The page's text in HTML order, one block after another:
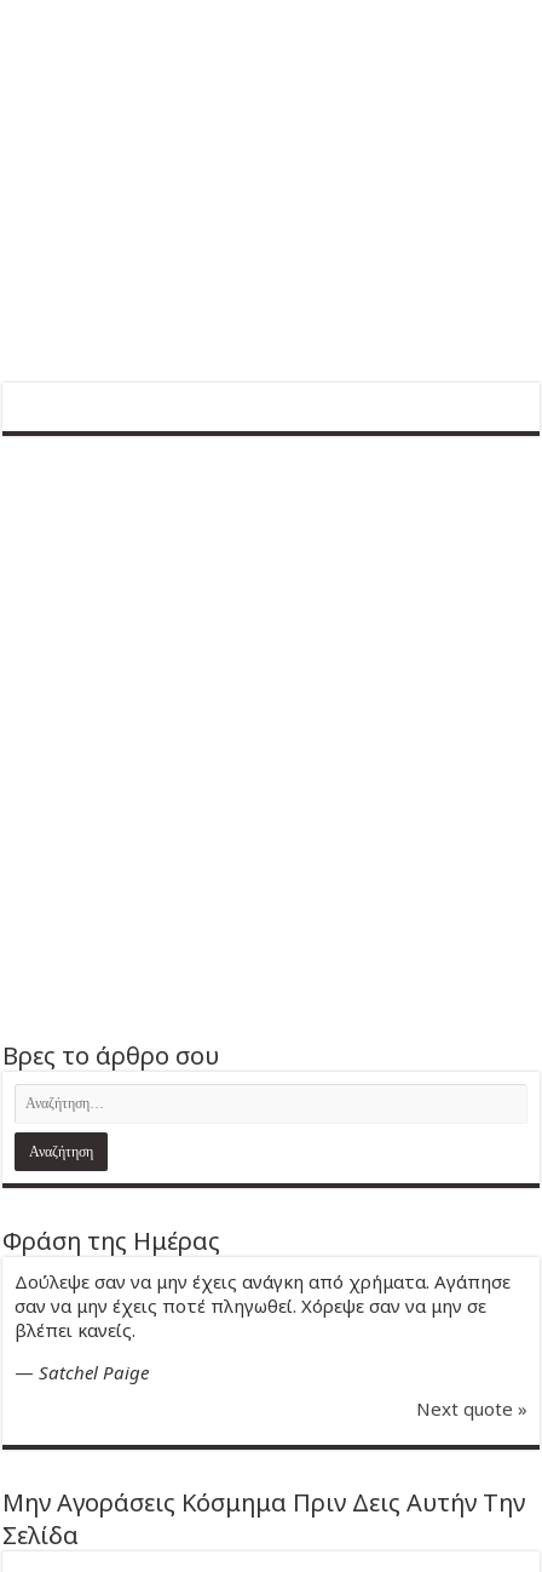
Βρες το άρθρο σου
Φράση της Ημέρας
Δούλεψε σαν να μην έχεις ανάγκη από χρήματα. Αγάπησε
σαν να μην έχεις ποτέ πληγωθεί. Χόρεψε σαν να μην σε
βλέπει κανείς.
—Satchel Paige
Next quote »
Μην Αγοράσεις Κόσμημα Πριν Δεις Αυτήν Την
Σελίδα